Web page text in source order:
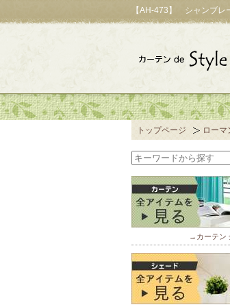
【AH-473】 シャンブレ
トップページ ローマ
→カーテン